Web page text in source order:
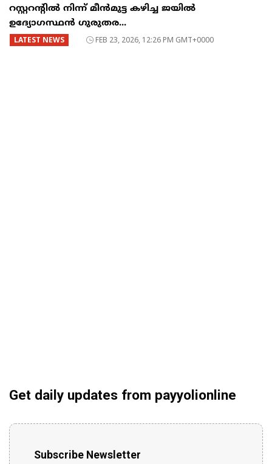
റസ്റ്ററന്റില്‍ നിന്ന് മീന്‍മുട്ട കഴിച്ച ജയില്‍
ഉദ്യോഗസ്ഥന്‍ ഗുരുതര...
LATEST NEWS FEB 23, 2026, 12:26 PM GMT+0000
Get daily updates from payyolionline
Subscribe Newsletter